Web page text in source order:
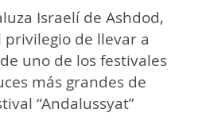
Israelí de Ashdod,
de llevar a
uno de los festivales
más grandes de
“Andalussyat”